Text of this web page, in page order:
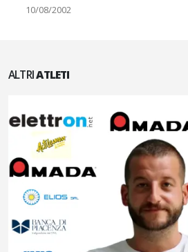
10/08/2002
ALTRIATLETI